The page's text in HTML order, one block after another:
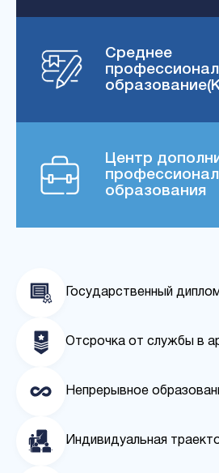
Среднее
Центр
образования
Отсрочка от
Непрерывное
Индивидуальная